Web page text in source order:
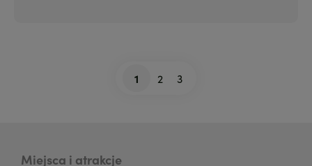
Stronicowanie
Bieżąca
1 Strona
2 Strona
3
Miejsca i atrakcje